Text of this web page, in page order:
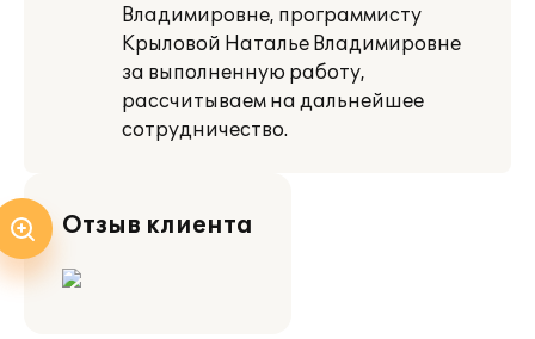
Владимировне, программисту
Крыловой Наталье Владимировне
за выполненную работу,
рассчитываем на дальнейшее
сотрудничество.
Отзыв клиента